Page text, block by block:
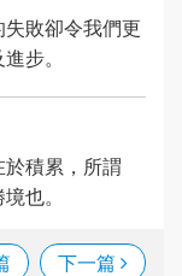
敗卻令我們更
步。
積累，所謂
也。
下一篇